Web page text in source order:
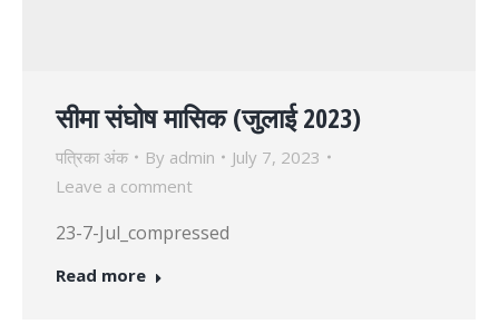
सीमा संघोष मासिक (जुलाई 2023)
पत्रिका अंक By admin
July 7, 2023
Leave a comment
23-7-Jul_compressed
Read more